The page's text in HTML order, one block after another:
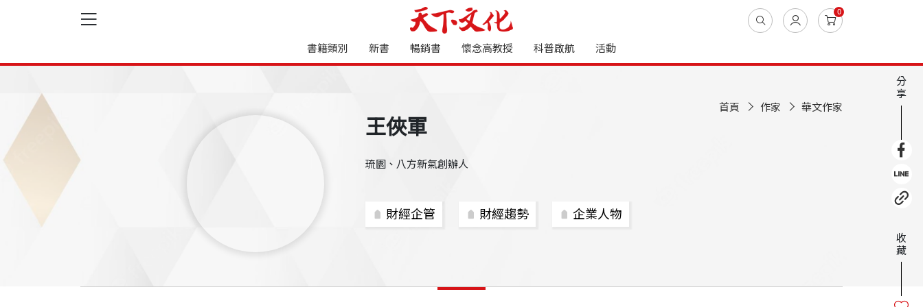
0
書籍類別 新書 暢銷書 懷念高教授 科普啟航 活動
首頁 作家 華文作家
王俠軍
琉園、八方新氣創辦人
財經企管 財經趨勢 企業人物
分
享
收
藏